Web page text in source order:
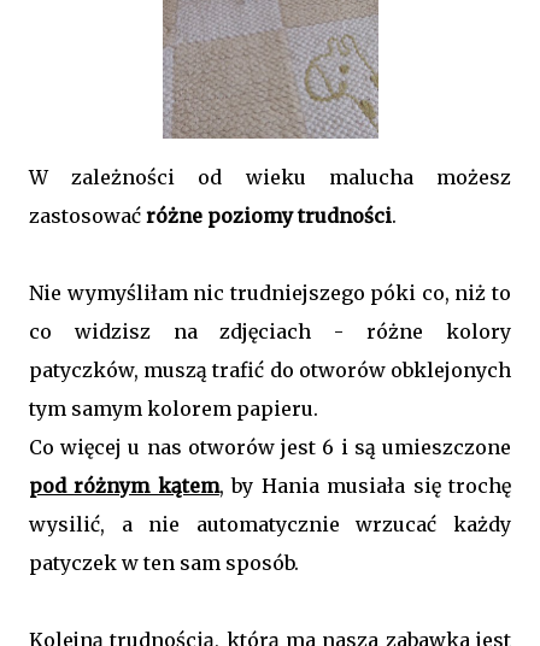
W zależności od wieku malucha możesz
zastosować różne poziomy trudności.
Nie wymyśliłam nic trudniejszego póki co, niż to
co widzisz na zdjęciach - różne kolory
patyczków, muszą trafić do otworów obklejonych
tym samym kolorem papieru.
Co więcej u nas otworów jest 6 i są umieszczone
pod różnym kątem, by Hania musiała się trochę
wysilić, a nie automatycznie wrzucać każdy
patyczek w ten sam sposób.
Kolejną trudnością, którą ma nasza zabawka jest